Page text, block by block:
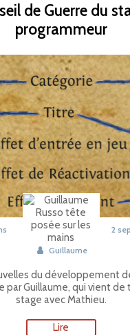
de Guerre du
programmeur
Guillaume
2
du développement
par Guillaume, qui vient de
stage avec Mathieu.
Lire